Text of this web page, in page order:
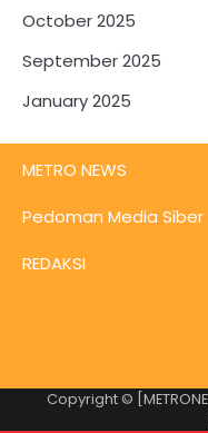
October 2025
September 2025
January 2025
METRO NEWS
Pedoman Media Siber
REDAKSI
Copyright ©